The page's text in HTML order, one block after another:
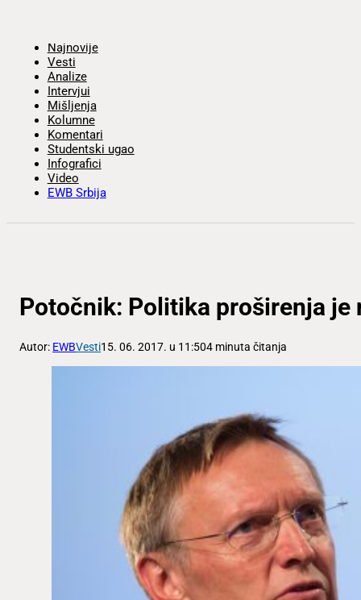
Najnovije
Vesti
Analize
Intervjui
Mišljenja
Kolumne
Komentari
Studentski ugao
Infografici
Video
EWB Srbija
Potočnik: Politika proširenja je
Autor: EWBVesti15. 06. 2017. u 11:504 minuta čitanja